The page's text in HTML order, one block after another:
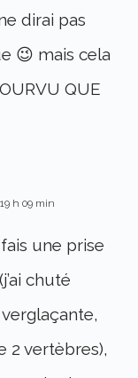
dirai pas
😉 mais cela
QUE
h 09 min
une prise
chuté
2 vertèbres),